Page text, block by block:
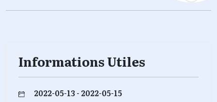
Informations Utiles
2022-05-13 - 2022-05-15